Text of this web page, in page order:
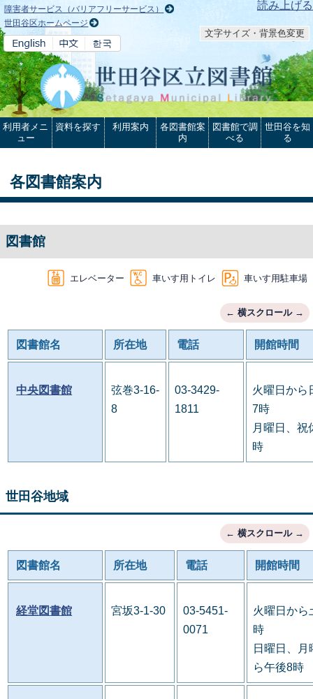
本文へ 読み上げる
障害者サービス（バリアフリーサービス）
世田谷区ホームページ
文字サイズ・背景色変更
利用者メニ
ュー
資料を探す 利用案内
各図書館案
内
図書館で調
べる
世田谷を知
る
各図書館案内
図書館
エレベーター 車いす用トイレ 車いす用駐車場
図書館名 所在地 電話 開館時間
中央図書館
弦巻3-16-
8
03-3429-
1811
火曜日から
7時
月曜日、祝
時
世田谷地域
図書館名 所在地 電話 開館時間
経堂図書館 宮坂3-1-30
03-5451-
0071
火曜日から
時
日曜日、
ら午後8時